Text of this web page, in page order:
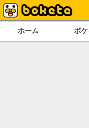
ホーム ボ